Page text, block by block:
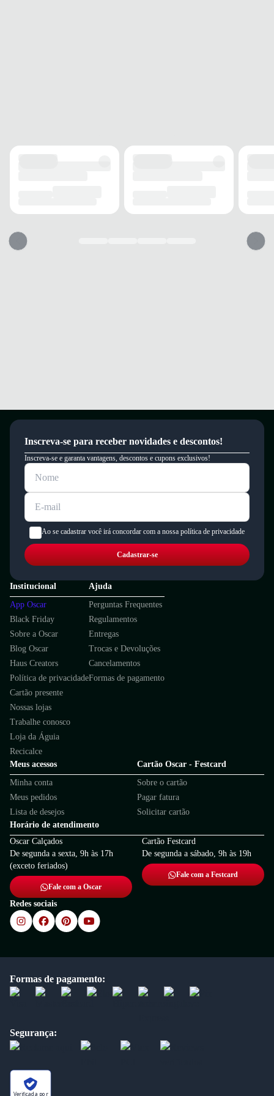
Inscreva-se para receber novidades e descontos!
Inscreva-se e garanta vantagens, descontos e cupons exclusivos!
Ao se cadastrar você irá concordar com a nossa política de privacidade
Cadastrar-se
Institucional
App Oscar
Black Friday
Sobre a Oscar
Blog Oscar
Haus Creators
Política de privacidade
Cartão presente
Nossas lojas
Trabalhe conosco
Loja da Águia
Recicalce
Ajuda
Perguntas Frequentes
Regulamentos
Entregas
Trocas e Devoluções
Cancelamentos
Formas de pagamento
Meus acessos
Minha conta
Meus pedidos
Lista de desejos
Cartão Oscar - Festcard
Sobre o cartão
Pagar fatura
Solicitar cartão
Horário de atendimento
Oscar Calçados
De segunda a sexta, 9h às 17h
(exceto feriados)
Fale com a Oscar
Cartão Festcard
De segunda a sábado, 9h às 19h
Fale com a Festcard
Redes sociais
Formas de pagamento:
Segurança:
Verificada por